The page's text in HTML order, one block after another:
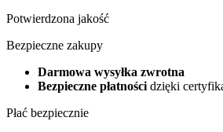
Potwierdzona jakość
Bezpieczne zakupy
Darmowa wysyłka zwrotna
Bezpieczne płatności dzięki
Płać bezpiecznie